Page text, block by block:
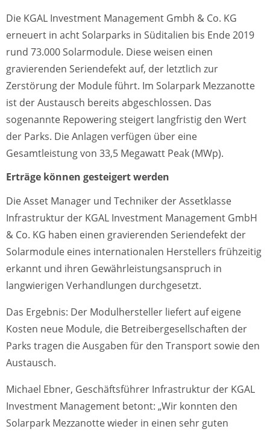
Die KGAL Investment Management Gmbh & Co. KG
erneuert in acht Solarparks in Süditalien bis Ende 2019
rund 73.000 Solarmodule. Diese weisen einen
gravierenden Seriendefekt auf, der letztlich zur
Zerstörung der Module führt. Im Solarpark Mezzanotte
ist der Austausch bereits abgeschlossen. Das
sogenannte Repowering steigert langfristig den Wert
der Parks. Die Anlagen verfügen über eine
Gesamtleistung von 33,5 Megawatt Peak (MWp).
Erträge können gesteigert werden
Die Asset Manager und Techniker der Assetklasse
Infrastruktur der KGAL Investment Management GmbH
& Co. KG haben einen gravierenden Seriendefekt der
Solarmodule eines internationalen Herstellers frühzeitig
erkannt und ihren Gewährleistungsanspruch in
langwierigen Verhandlungen durchgesetzt.
Das Ergebnis: Der Modulhersteller liefert auf eigene
Kosten neue Module, die Betreibergesellschaften der
Parks tragen die Ausgaben für den Transport sowie den
Austausch.
Michael Ebner, Geschäftsführer Infrastruktur der KGAL
Investment Management betont: „Wir konnten den
Solarpark Mezzanotte wieder in einen sehr guten